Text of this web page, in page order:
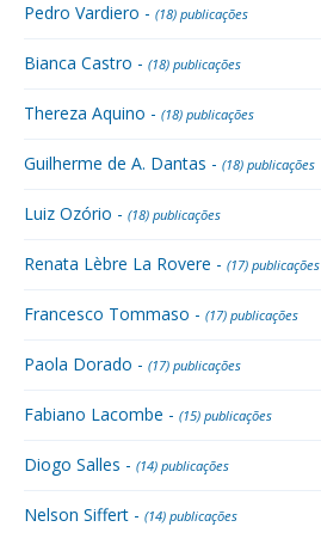
Pedro Vardiero - (18) publicações
Bianca Castro - (18) publicações
Thereza Aquino - (18) publicações
Guilherme de A. Dantas - (18) publicações
Luiz Ozório - (18) publicações
Renata Lèbre La Rovere - (17) publicações
Francesco Tommaso - (17) publicações
Paola Dorado - (17) publicações
Fabiano Lacombe - (15) publicações
Diogo Salles - (14) publicações
Nelson Siffert - (14) publicações